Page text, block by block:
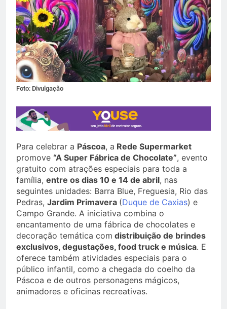
Foto: Divulgação
Para celebrar a Páscoa, a Rede Supermarket
promove “A Super Fábrica de Chocolate”, evento
gratuito com atrações especiais para toda a
família, entre os dias 10 e 14 de abril, nas
seguintes unidades: Barra Blue, Freguesia, Rio das
Pedras, Jardim Primavera (Duque de Caxias) e
Campo Grande. A iniciativa combina o
encantamento de uma fábrica de chocolates e
decoração temática com distribuição de brindes
exclusivos, degustações, food truck e música. E
oferece também atividades especiais para o
público infantil, como a chegada do coelho da
Páscoa e de outros personagens mágicos,
animadores e oficinas recreativas.